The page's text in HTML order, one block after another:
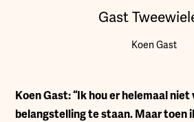
Gast
Koen Gast
Koen Gast: “Ik hou er helemaal niet
belangstelling te staan. Maar toen